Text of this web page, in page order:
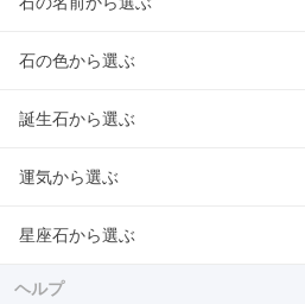
石の色から選ぶ
誕生石から選ぶ
運気から選ぶ
星座石から選ぶ
ヘルプ